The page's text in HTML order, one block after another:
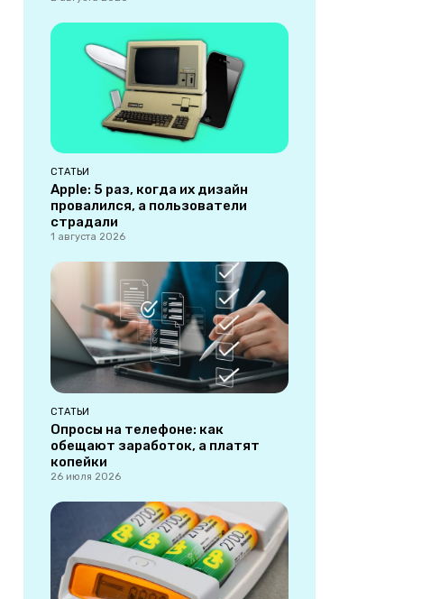
СТАТЬИ
Apple: 5 раз, когда их дизайн
провалился, а пользователи
страдали
1 августа 2026
СТАТЬИ
Опросы на телефоне: как
обещают заработок, а платят
копейки
26 июля 2026